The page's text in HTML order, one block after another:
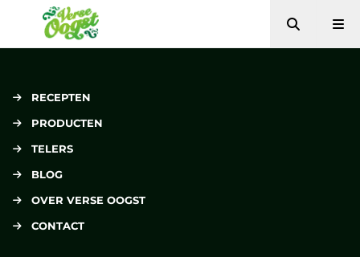
Verse Oogst
Zoeken
RECEPTEN
PRODUCTEN
TELERS
BLOG
OVER VERSE OOGST
CONTACT